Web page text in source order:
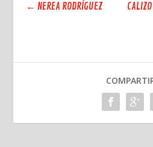
← NEREA RODRÍGUEZ CALIZO